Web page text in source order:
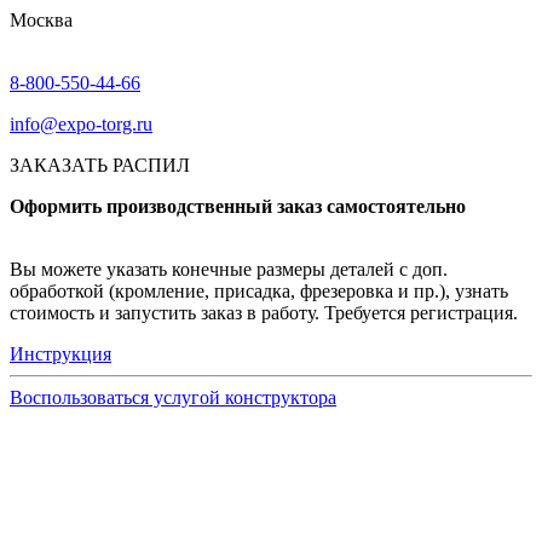
Москва
8-800-550-44-66
info@expo-torg.ru
ЗАКАЗАТЬ РАСПИЛ
Оформить производственный заказ самостоятельно
Вы можете указать конечные размеры деталей с доп.
обработкой (кромление, присадка, фрезеровка и пр.), узнать
стоимость и запустить заказ в работу. Требуется регистрация.
Инструкция
Воспользоваться услугой конструктора